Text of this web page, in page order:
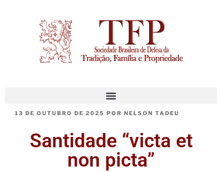
13 DE OUTUBRO DE 2025 POR NELSON TADEU
Santidade “victa et
non picta”